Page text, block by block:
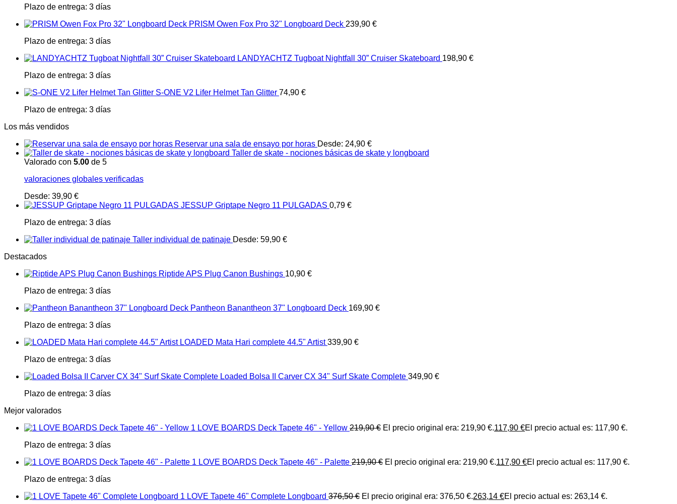
Plazo de entrega: 3 días
PRISM Owen Fox Pro 32" Longboard Deck 239,90 €
Plazo de entrega: 3 días
LANDYACHTZ Tugboat Nightfall 30” Cruiser Skateboard 198,90 €
Plazo de entrega: 3 días
S-ONE V2 Lifer Helmet Tan Glitter 74,90 €
Plazo de entrega: 3 días
Los más vendidos
Reservar una sala de ensayo por horas Desde: 24,90 €
Taller de skate - nociones básicas de skate y longboard
Valorado con 5.00 de 5
valoraciones globales verificadas
Desde: 39,90 €
JESSUP Griptape Negro 11 PULGADAS 0,79 €
Plazo de entrega: 3 días
Taller individual de patinaje Desde: 59,90 €
Destacados
Riptide APS Plug Canon Bushings 10,90 €
Plazo de entrega: 3 días
Pantheon Banantheon 37" Longboard Deck 169,90 €
Plazo de entrega: 3 días
LOADED Mata Hari complete 44.5" Artist 339,90 €
Plazo de entrega: 3 días
Loaded Bolsa II Carver CX 34" Surf Skate Complete 349,90 €
Plazo de entrega: 3 días
Mejor valorados
1 LOVE BOARDS Deck Tapete 46" - Yellow 219,90€ El precio original era: 219,90 €.117,90 €El precio actual es: 117,90 €.
Plazo de entrega: 3 días
1 LOVE BOARDS Deck Tapete 46" - Palette 219,90€ El precio original era: 219,90 €.117,90 €El precio actual es: 117,90 €.
Plazo de entrega: 3 días
1 LOVE Tapete 46" Complete Longboard 376,50€ El precio original era: 376,50 €.263,14 €El precio actual es: 263,14 €.